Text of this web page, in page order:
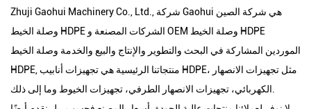
Zhuji Gaohui Machinery Co., Ltd., شركة Gaohui هي شركة الصين
وصلة الخيط HDPE الشركات المصنعة OEM وصلة الخيط HDPE
الموردين المشاركة في البحث والتطوير والإنتاج والبيع والخدمة وصلة الخيط
HDPE, منتجاتنا الرئيسية هي تجهيزات أنابيب HDPE، مثل تجهيزات الانصهار
الكهربائي، تجهيزات الانصهار الطرفي، تجهيزات الخيوط وما إلى ذلك.